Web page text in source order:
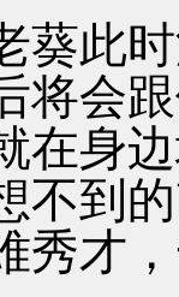
此时
将会
在身
不到
秀才